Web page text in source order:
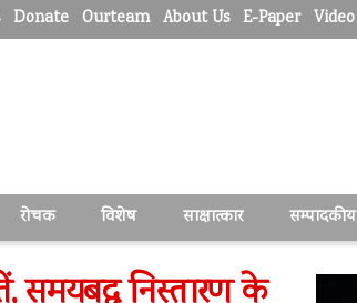
Donate Ourteam About Us E-Paper Video
रोचक विशेष साक्षात्कार सम्पादकीय